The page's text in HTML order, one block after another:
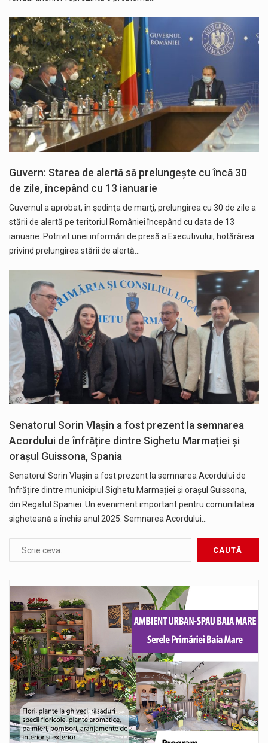
Guvern: Starea de alertă să prelungește cu încă 30
de zile, începând cu 13 ianuarie
Guvernul a aprobat, în şedinţa de marţi, prelungirea cu 30 de zile a
stării de alertă pe teritoriul României începând cu data de 13
ianuarie. Potrivit unei informări de presă a Executivului, hotărârea
privind prelungirea stării de alertă…
Senatorul Sorin Vlașin a fost prezent la semnarea
Acordului de înfrățire dintre Sighetu Marmației și
orașul Guissona, Spania
Senatorul Sorin Vlașin a fost prezent la semnarea Acordului de
înfrățire dintre municipiul Sighetu Marmației și orașul Guissona,
din Regatul Spaniei. Un eveniment important pentru comunitatea
sigheteană a închis anul 2025. Semnarea Acordului…